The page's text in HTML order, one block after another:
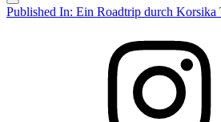
Menu
Post
Published In: Ein Roadtrip durch Korsika